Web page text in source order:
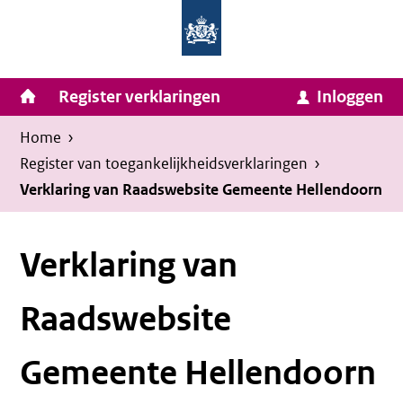
inhoud
van
Zaken
en
Koninkrijksrelaties
Homepage
van
Invulassistent
Toegankelijkheidsverklaring
Toegankelijkheidsverklaring
Hoofdnavigatie
Register verklaringen Inloggen
Kruimelpad
U
bevindt
zich
hier:
Home ›
Register van toegankelijkheids­verklaringen ›
Verklaring van Raadswebsite Gemeente Hellendoorn
Verklaring van
Raadswebsite
Gemeente Hellendoorn